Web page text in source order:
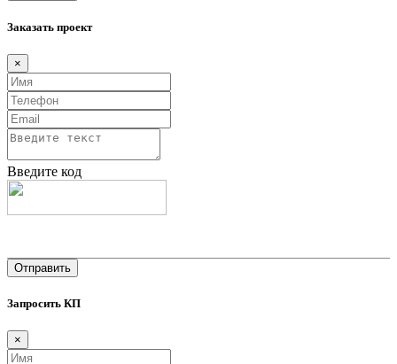
Заказать проект
×
Введите код
Запросить КП
×